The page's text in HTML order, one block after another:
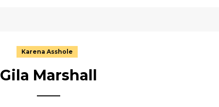
Karena Asshole
Gila Marshall